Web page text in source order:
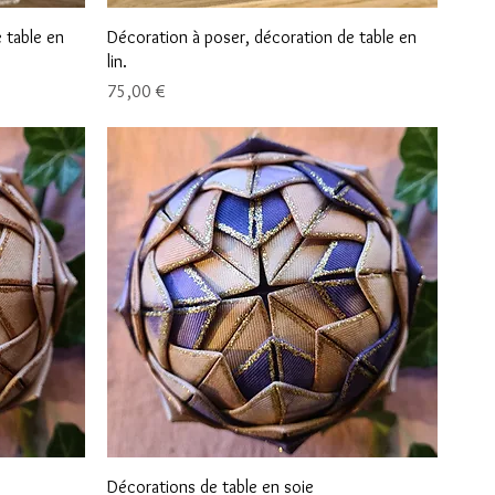
table en
Aperçu rapide
Décoration à poser, décoration de table en
lin.
Prix
75,00 €
Aperçu rapide
Décorations de table en soie